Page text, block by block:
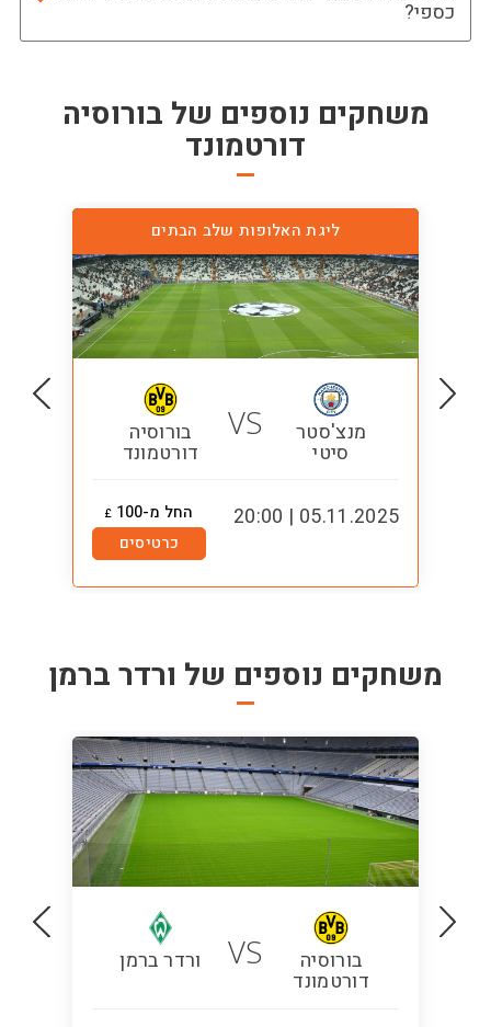
כספי?
משחקים נוספים של בורוסיה
דורטמונד
ליגת האלופות שלב הבתים
מנצ'סטר
סיטי
VS בורוסיה
דורטמונד
05.11.2025 | 20:00 החל מ-100 £
כרטיסים
משחקים נוספים של ורדר ברמן
בורוסיה
דורטמונד
VS ורדר ברמן